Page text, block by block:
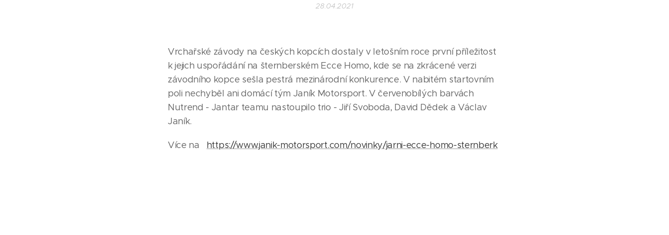
28.04.2021
Vrchařské závody na českých kopcích dostaly v letošním roce první příležitost
k jejich uspořádání na šternberském Ecce Homo, kde se na zkrácené verzi
závodního kopce sešla pestrá mezinárodní konkurence. V nabitém startovním
poli nechyběl ani domácí tým Janík Motorsport. V červenobílých barvách
Nutrend - Jantar teamu nastoupilo trio - Jiří Svoboda, David Dědek a Václav
Janík.
Více na https://www.janik-motorsport.com/novinky/jarni-ecce-homo-sternberk